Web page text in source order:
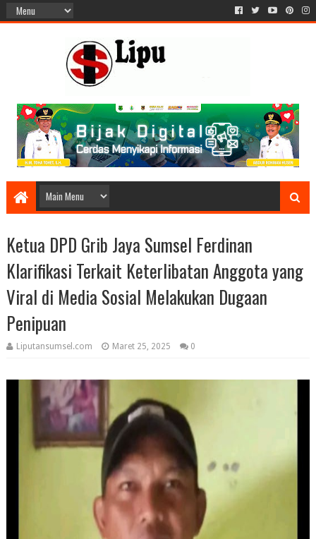
Ketua DPD Grib Jaya Sumsel Ferdinan
Klarifikasi Terkait Keterlibatan Anggota yang
Viral di Media Sosial Melakukan Dugaan
Penipuan
Liputansumsel.com Maret 25, 2025 0